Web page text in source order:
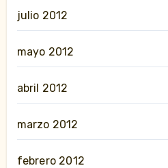
julio 2012
mayo 2012
abril 2012
marzo 2012
febrero 2012